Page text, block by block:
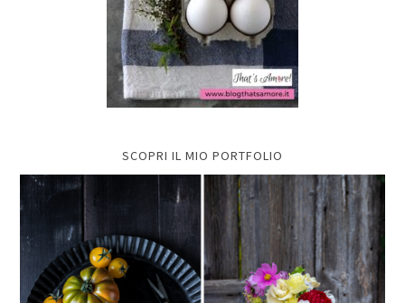
SCOPRI IL MIO PORTFOLIO